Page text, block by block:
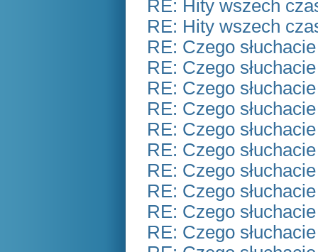
RE: Hity wszech
RE: Hity wszech
RE: Czego
RE: Czego
RE: Czego
RE: Czego
RE: Czego
RE: Czego
RE: Czego
RE: Czego
RE: Czego
RE: Czego